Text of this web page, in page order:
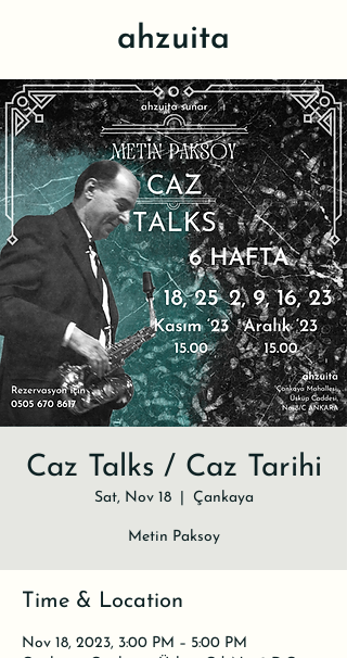
ahzuita
Caz Talks / Caz Tarihi
Sat, Nov 18
  |
Çankaya
Metin Paksoy
Time & Location
Nov 18, 2023, 3:00 PM – 5:00 PM